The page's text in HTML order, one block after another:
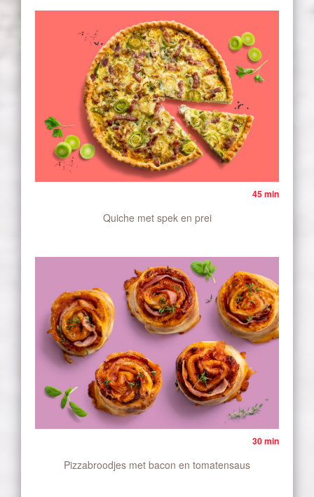
45 min
Quiche met spek en prei
30 min
Pizzabroodjes met bacon en tomatensaus